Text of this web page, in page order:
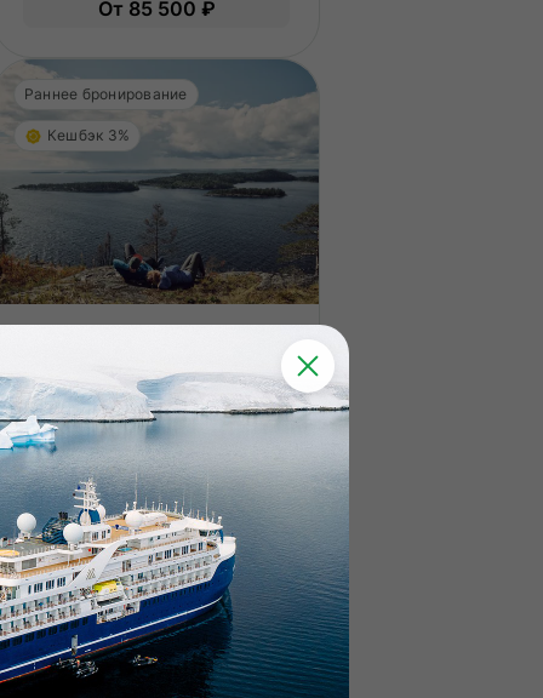
От 85 500 ₽
нагрузки. Возможно,
нужно будет физически
к туру.
Раннее бронирование
Кешбэк 3%
Весенние ветры Ладоги
Мультиактивный тур в Карелию на
майские праздники
4 дня
Вид отдыха
Комбинированные туры
Сложность
Средняя
Умеренные нагрузки.
вам нужно будет физически
подготовиться к туру.
От 82 500 ₽